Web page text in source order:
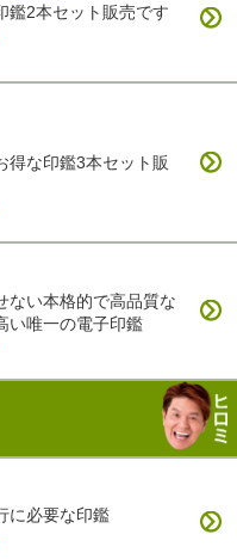
鑑2本セット販売です
得な印鑑3本セット販
ない本格的で高品質な
い唯一の電子印鑑
に必要な印鑑